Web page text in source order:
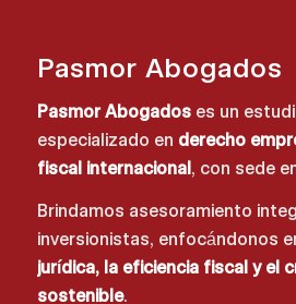
Pasmor Abogados
Pasmor Abogadoses un
especializado en derecho
fiscal internacional, con sede
Brindamos asesoramiento
inversionistas, enfocándonos
jurídica, la eficiencia fiscal y el
sostenible.